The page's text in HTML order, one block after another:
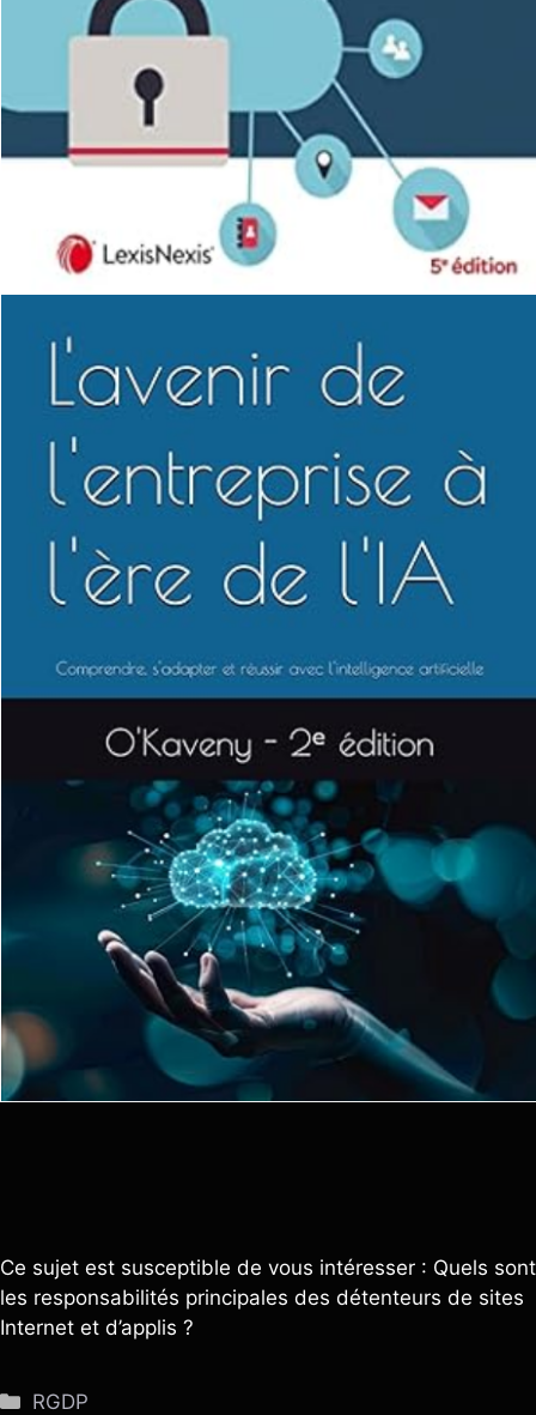
Ce sujet est susceptible de vous intéresser : Quels sont
les responsabilités principales des détenteurs de sites
Internet et d’applis ?
Catégories
RGDP